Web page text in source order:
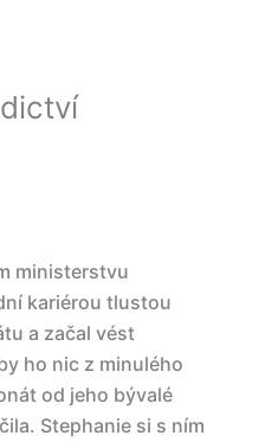
ministerstvu
kariérou tlustou
a začal vést
ho nic z minulého
od jeho bývalé
Stephanie si s ním